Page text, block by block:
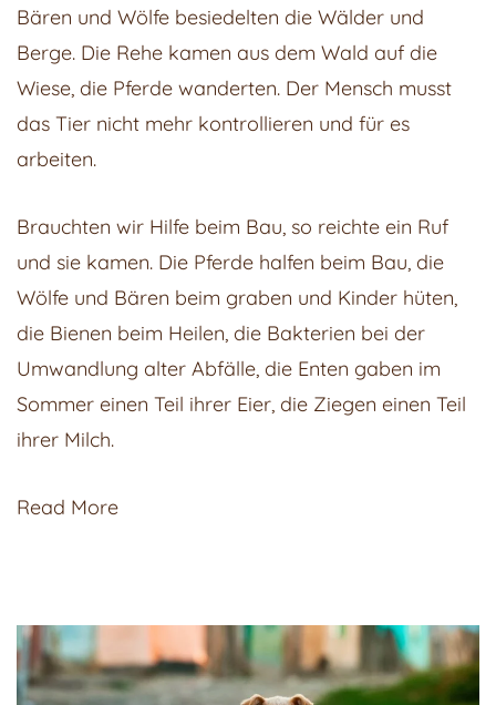
Bären und Wölfe besiedelten die Wälder und
Berge. Die Rehe kamen aus dem Wald auf die
Wiese, die Pferde wanderten. Der Mensch musst
das Tier nicht mehr kontrollieren und für es
arbeiten.
Brauchten wir Hilfe beim Bau, so reichte ein Ruf
und sie kamen. Die Pferde halfen beim Bau, die
Wölfe und Bären beim graben und Kinder hüten,
die Bienen beim Heilen, die Bakterien bei der
Umwandlung alter Abfälle, die Enten gaben im
Sommer einen Teil ihrer Eier, die Ziegen einen Teil
ihrer Milch.
Read More